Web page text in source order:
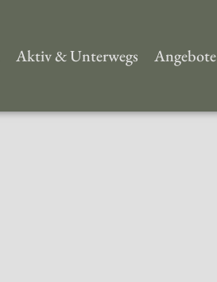
Aktiv & Unterwegs Angebote